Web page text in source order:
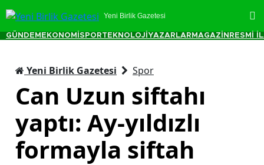
Yeni Birlik Gazetesi
GÜNDEM EKONOMİ SPORTEKNOLOJİ YAZARLAR MAGAZİN RESMİ
Yeni Birlik Gazetesi Spor
Can Uzun siftahı
yaptı: Ay-yıldızlı
formayla siftah